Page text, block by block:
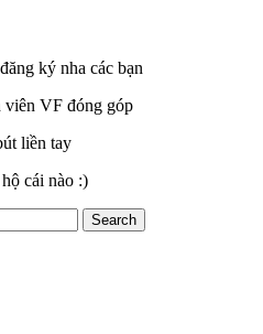
ký nha các bạn
viên VF đóng góp
liền tay
cái nào :)